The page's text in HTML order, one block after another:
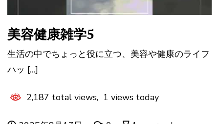
美容健康雑学5
生活の中でちょっと役に立つ、美容や健康のライフ
ハッ […]
2,187 total views, 1 views today